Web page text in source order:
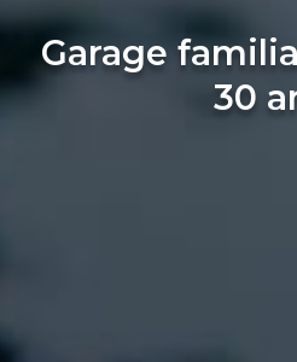
Garage
30